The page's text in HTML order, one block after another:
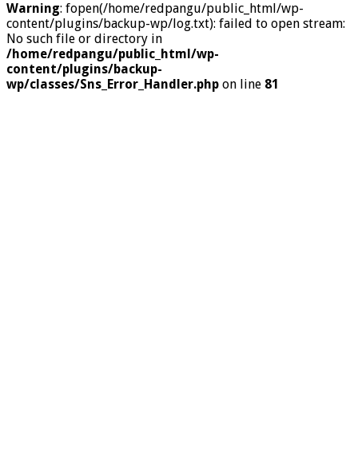
Warning: fopen(/home/redpangu/public_html/wp-
content/plugins/backup-wp/log.txt): failed to open stream:
No such file or directory in
/home/redpangu/public_html/wp-
content/plugins/backup-
wp/classes/Sns_Error_Handler.php on line 81